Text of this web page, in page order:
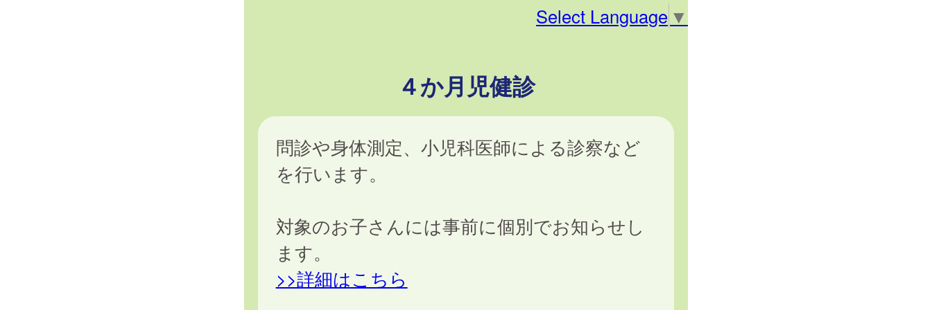
Select Language ▼
４か月児健診
問診や身体測定、小児科医師による診察など
を行います。
対象のお子さんには事前に個別でお知らせし
ます。
>>詳細はこちら